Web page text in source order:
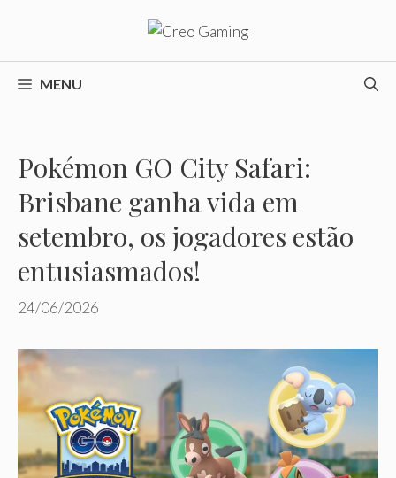
o
conteúdoMENU
Pokémon GO City Safari:
Brisbane ganha vida em
setembro, os jogadores estão
entusiasmados!
24/06/2026